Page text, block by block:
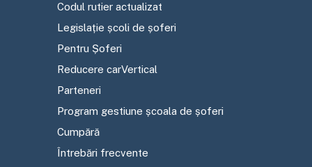
Codul rutier actualizat
Legislație școli de șoferi
Pentru Șoferi
Reducere carVertical
Parteneri
Program gestiune școala de șoferi
Cumpără
Întrebări frecvente